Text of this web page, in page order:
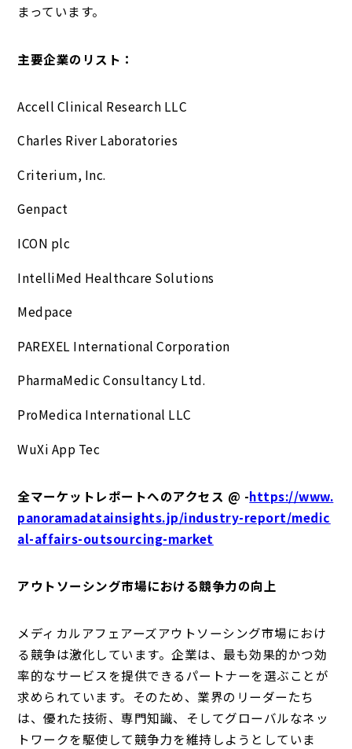
まっています。
主要企業のリスト：
Accell Clinical Research LLC
Charles River Laboratories
Criterium, Inc.
Genpact
ICON plc
IntelliMed Healthcare Solutions
Medpace
PAREXEL International Corporation
PharmaMedic Consultancy Ltd.
ProMedica International LLC
WuXi App Tec
全マーケットレポートへのアクセス @ -https://www.
panoramadatainsights.jp/industry-report/medic
al-affairs-outsourcing-market
アウトソーシング市場における競争力の向上
メディカルアフェアーズアウトソーシング市場におけ
る競争は激化しています。企業は、最も効果的かつ効
率的なサービスを提供できるパートナーを選ぶことが
求められています。そのため、業界のリーダーたち
は、優れた技術、専門知識、そしてグローバルなネッ
トワークを駆使して競争力を維持しようとしていま